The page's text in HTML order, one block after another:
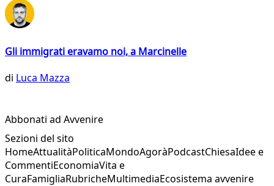
Gli immigrati eravamo noi, a Marcinelle
di Luca Mazza
Abbonati ad Avvenire
Sezioni del sito
HomeAttualitàPoliticaMondoAgoràPodcastChiesaIdee e
CommentiEconomiaVita e
CuraFamigliaRubricheMultimediaEcosistema avvenire